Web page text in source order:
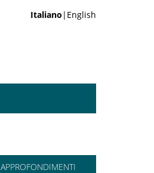
Italiano |English
APPROFONDIMENTI